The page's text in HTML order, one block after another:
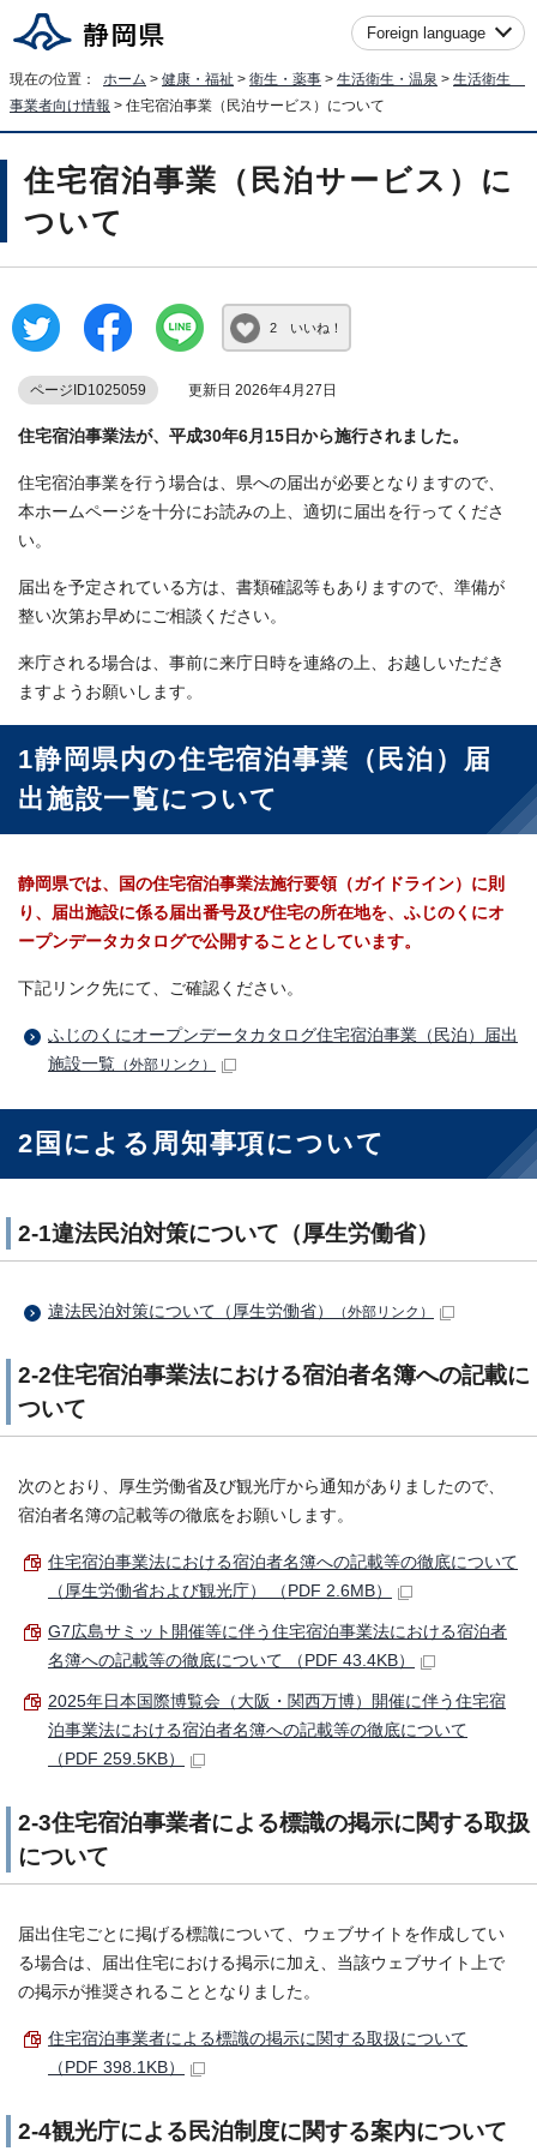
Foreign language
現在の位置： ホーム > 健康・福祉 > 衛生・薬事 > 生活衛生・温泉 > 生活衛生
事業者向け情報 > 住宅宿泊事業（民泊サービス）について
住宅宿泊事業（民泊サービス）に
ついて
2 いいね！
ページID1025059 更新日 2026年4月27日
住宅宿泊事業法が、平成30年6月15日から施行されました。
住宅宿泊事業を行う場合は、県への届出が必要となりますので、
本ホームページを十分にお読みの上、適切に届出を行ってくださ
い。
届出を予定されている方は、書類確認等もありますので、準備が
整い次第お早めにご相談ください。
来庁される場合は、事前に来庁日時を連絡の上、お越しいただき
ますようお願いします。
1静岡県内の住宅宿泊事業（民泊）届
出施設一覧について
静岡県では、国の住宅宿泊事業法施行要領（ガイドライン）に則
り、届出施設に係る届出番号及び住宅の所在地を、ふじのくにオ
ープンデータカタログで公開することとしています。
下記リンク先にて、ご確認ください。
ふじのくにオープンデータカタログ住宅宿泊事業（民泊）届出
施設一覧 （外部リンク）
2国による周知事項について
2-1違法民泊対策について（厚生労働省）
違法民泊対策について（厚生労働省） （外部リンク）
2-2住宅宿泊事業法における宿泊者名簿への記載に
ついて
次のとおり、厚生労働省及び観光庁から通知がありましたので、
宿泊者名簿の記載等の徹底をお願いします。
住宅宿泊事業法における宿泊者名簿への記載等の徹底について
（厚生労働省および観光庁） （PDF 2.6MB）
G7広島サミット開催等に伴う住宅宿泊事業法における宿泊者
名簿への記載等の徹底について （PDF 43.4KB）
2025年日本国際博覧会（大阪・関西万博）開催に伴う住宅宿
泊事業法における宿泊者名簿への記載等の徹底について
（PDF 259.5KB）
2-3住宅宿泊事業者による標識の掲示に関する取扱
について
届出住宅ごとに掲げる標識について、ウェブサイトを作成してい
る場合は、届出住宅における掲示に加え、当該ウェブサイト上で
の掲示が推奨されることとなりました。
住宅宿泊事業者による標識の掲示に関する取扱について
（PDF 398.1KB）
2-4観光庁による民泊制度に関する案内について